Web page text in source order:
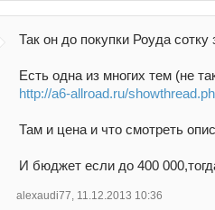
Так он до покупки Роуда сотку
Есть одна из многих тем (не
http://a6-allroad.ru/
Там и цена и что смотреть
И бюджет если до 400
alexaudi77 11.12.2013 10:36